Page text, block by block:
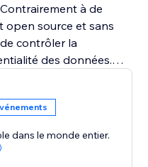
à de
open source et sans
contrôler la
des données.
une réunion de famille,
courriels et rend la
dans le monde entier.